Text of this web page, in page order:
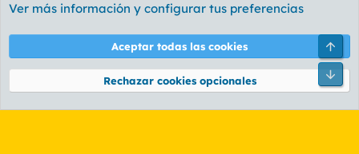
Cookies
PL OLDSTYLE AMARILLO
Términos y reglas Política de privacidad Ayuda
Community platform by XenForo® © 2010-2026 XenForo Ltd.
Ver más información y configurar tus preferencias
Aceptar todas las cookies
Rechazar cookies opcionales
Pie